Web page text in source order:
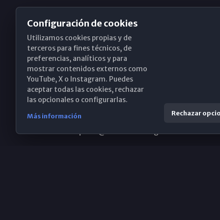
Obispado de Málaga
Santa María, 18-20. 29015 Málaga
(+34) 952 224 386
Configuración de cookies
Utilizamos cookies propias y de
terceros para fines técnicos, de
preferencias, analíticos y para
mostrar contenidos externos como
YouTube, X o Instagram. Puedes
aceptar todas las cookies, rechazar
las opcionales o configurarlas.
Más información Rechazar